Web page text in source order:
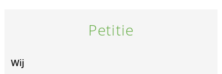
Petitie
Wij